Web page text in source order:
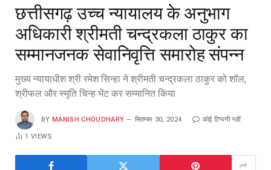
छत्तीसगढ़ उच्च न्यायालय के अनुभाग
अधिकारी श्रीमती चन्द्रकला ठाकुर का
सम्मानजनक सेवानिवृत्ति समारोह संपन्न
मुख्य न्यायाधीश श्री रमेश सिन्हा ने श्रीमती चन्द्रकला ठाकुर को शॉल,
श्रीफल और स्मृति चिन्ह भेंट कर सम्मानित किया
BY MANISH CHOUDHARY सितम्बर 30, 2024 कोई टिप्पणी नहीं
1VIEWS